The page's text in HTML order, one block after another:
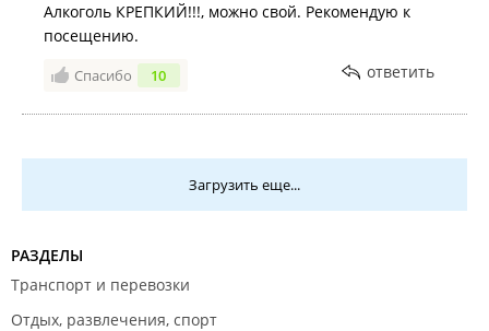
Алкоголь КРЕПКИЙ!!!, можно свой. Рекомендую к
посещению.
Спасибо 10 ответить
Загрузить еще...
РАЗДЕЛЫ
Транспорт и перевозки
Отдых, развлечения, спорт